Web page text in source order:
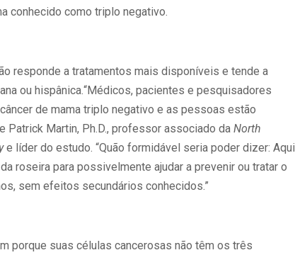
conhecido como triplo negativo.
responde a tratamentos mais disponíveis e tende a
ou hispânica.“Médicos, pacientes e pesquisadores
de mama triplo negativo e as pessoas estão
Patrick Martin, Ph.D., professor associado da North
e líder do estudo. “Quão formidável seria poder dizer: Aqui
roseira para possivelmente ajudar a prevenir ou tratar o
sem efeitos secundários conhecidos.”
porque suas células cancerosas não têm os três